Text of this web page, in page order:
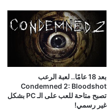
بعد 18 عامًا.. لعبة الرعب
Condemned 2: Bloodshot
تصبح متاحة للعب على الـ PC بشكل
غير رسمي!